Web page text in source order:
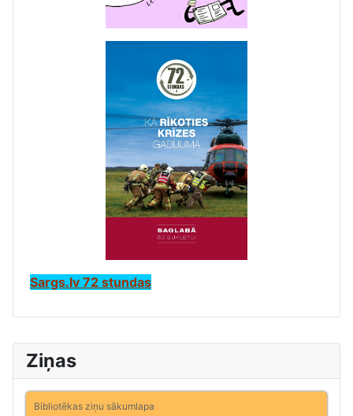
Ziņas
Bibliotēkas ziņu sākumlapa
Sargs.lv 72 stundas